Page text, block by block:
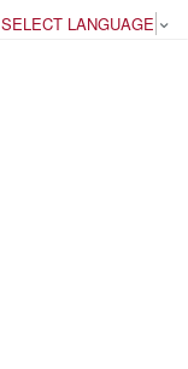
SELECT LANGUAGE